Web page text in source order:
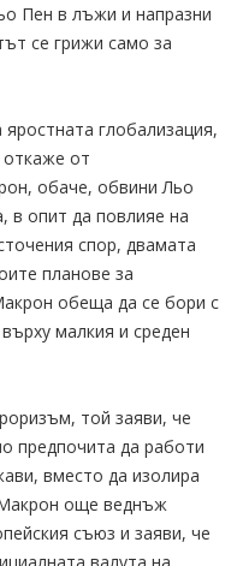
Пен в лъжи и напразни
се грижи само за
глобализация,
откаже от
обаче, обвини Льо
в опит да повлияе на
спор, двамата
планове за
обеща да се бори с
малкия и среден
той заяви, че
предпочита да работи
вместо да изолира
още веднъж
съюз и заяви, че